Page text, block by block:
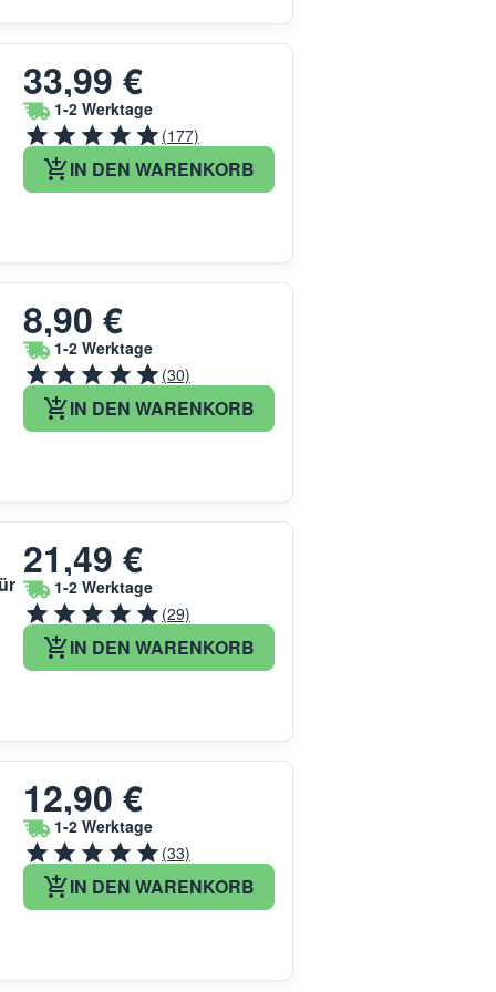
33,99 €
1-2 Werktage
(177)
IN DEN WARENKORB
8,90 €
1-2 Werktage
(30)
IN DEN WARENKORB
21,49 €
1-2 Werktage
(29)
IN DEN WARENKORB
12,90 €
1-2 Werktage
(33)
IN DEN WARENKORB